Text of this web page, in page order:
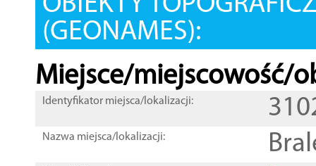
(GEONAMES):
Miejsce/miejscowość/
Identyfikator miejsca/lokalizacji:
Nazwa miejsca/lokalizacji: